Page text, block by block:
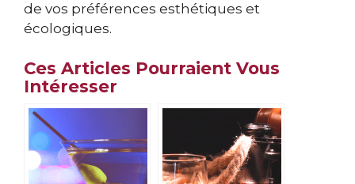
de vos préférences esthétiques et
écologiques.
Ces Articles Pourraient Vous
Intéresser